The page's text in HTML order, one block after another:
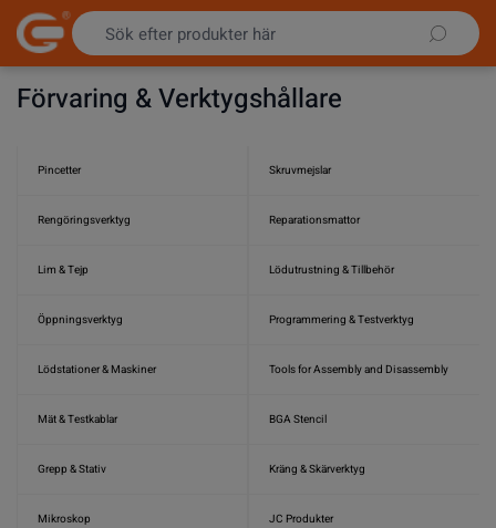
Hoppa till innehållet
Förvaring & Verktygshållare
Pincetter Skruvmejslar
Rengöringsverktyg Reparationsmattor
Lim & Tejp Lödutrustning & Tillbehör
Öppningsverktyg Programmering & Testverktyg
Lödstationer & Maskiner Tools for Assembly and Disassembly
Mät & Testkablar BGA Stencil
Grepp & Stativ Kräng & Skärverktyg
Mikroskop JC Produkter